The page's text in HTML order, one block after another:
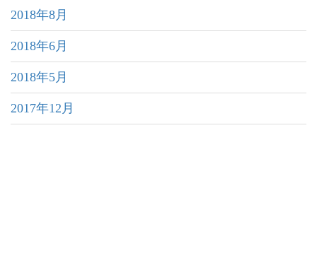
2018年8月
2018年6月
2018年5月
2017年12月